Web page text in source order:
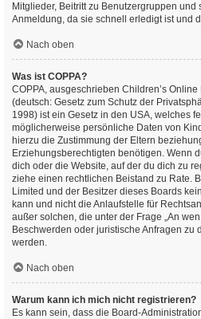
Mitglieder, Beitritt zu Benutzergruppen
Anmeldung, da sie schnell erledigt ist und
Nach oben
Was ist COPPA?
COPPA, ausgeschrieben Children’s
(deutsch: Gesetz zum Schutz der
1998) ist ein Gesetz in den USA, welches
möglicherweise persönliche Daten von
hierzu die Zustimmung der Eltern
Erziehungsberechtigten benötigen. Wenn
dich oder die Website, auf der du dich zu
ziehe einen rechtlichen Beistand zu Rate.
Limited und der Besitzer dieses Boards
kann und nicht die Anlaufstelle für
außer solchen, die unter der Frage „An
Beschwerden oder juristische Anfragen zu
werden.
Nach oben
Warum kann ich mich nicht registrieren?
Es kann sein, dass die Board-